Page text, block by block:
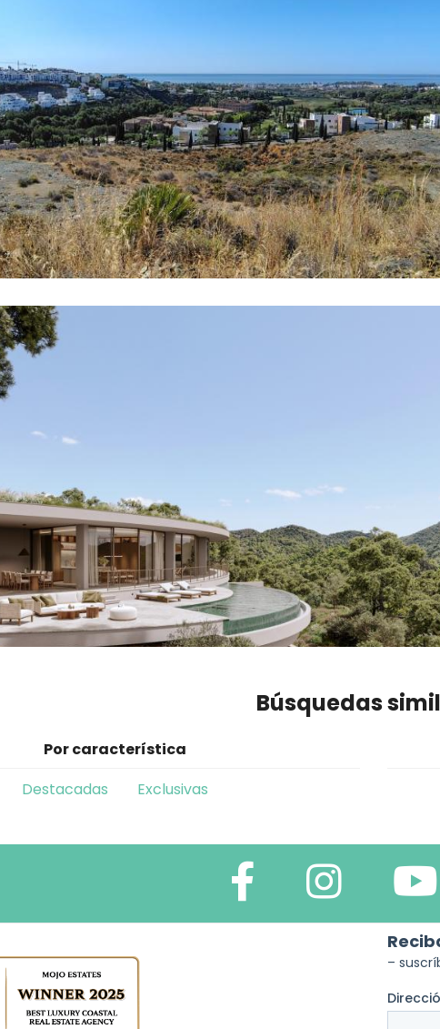
Búsquedas
Por característica
Destacadas
Exclusivas